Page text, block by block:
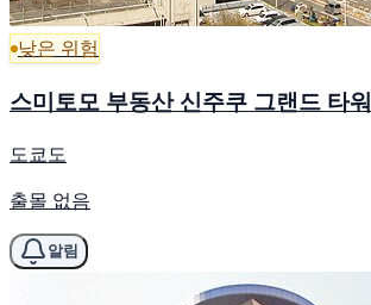
낮은 위험
스미토모 부동산 신주쿠 그랜드 타워
도쿄도
출몰 없음
알림